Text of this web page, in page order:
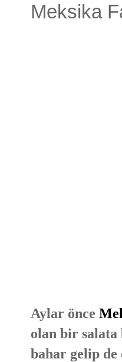
Meksika
Aylar önce
olan bir salata
bahar gelip de